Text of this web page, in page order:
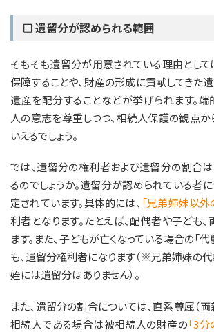
❏ 遺留分が認められる範囲
そもそも遺留分が用意されている理由として
保障することや、財産の形成に貢献してきた
遺産を配分することなどが挙げられます。
人の意志を尊重しつつ、相続人保護の観点
いえるでしょう。
では、遺留分の権利者および遺留分の割合は
るのでしょうか。遺留分が認められている者
定されています。具体的には、 「兄弟姉妹以外
利者となります。たとえば、配偶者や子ども
ます。また、子どもが亡くなっている場合の「代
も、遺留分権利者になります（※兄弟姉妹の
姪には遺留分はありません）。
また、遺留分の割合については、直系尊属（
相続人である場合は被相続人の財産の「3分